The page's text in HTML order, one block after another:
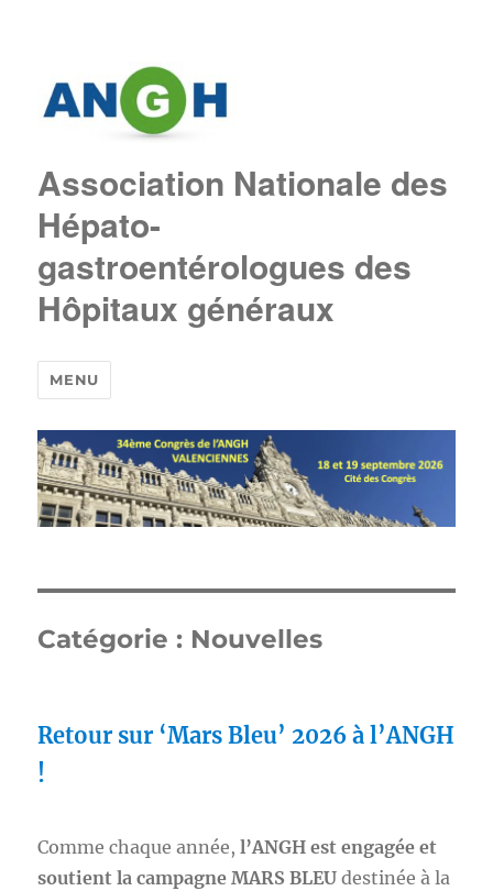
Association Nationale des
Hépato-
gastroentérologues des
Hôpitaux généraux
MENU
Catégorie : Nouvelles
Retour sur ‘Mars Bleu’ 2026 à l’ANGH
!
Comme chaque année,l’ANGH est engagée et
soutient la campagne MARS BLEUdestinée à la